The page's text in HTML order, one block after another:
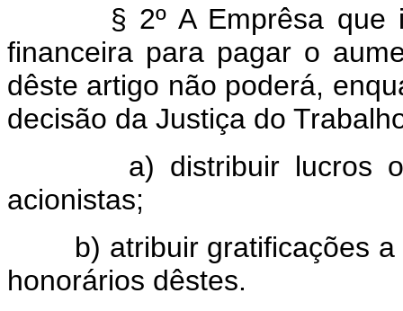
§ 2º A Emprêsa que
financeira para pagar o
dêste artigo não poderá,
decisão da Justiça do
a) distribuir lucros ou
acionistas;
b) atribuir gratificações a
honorários dêstes.